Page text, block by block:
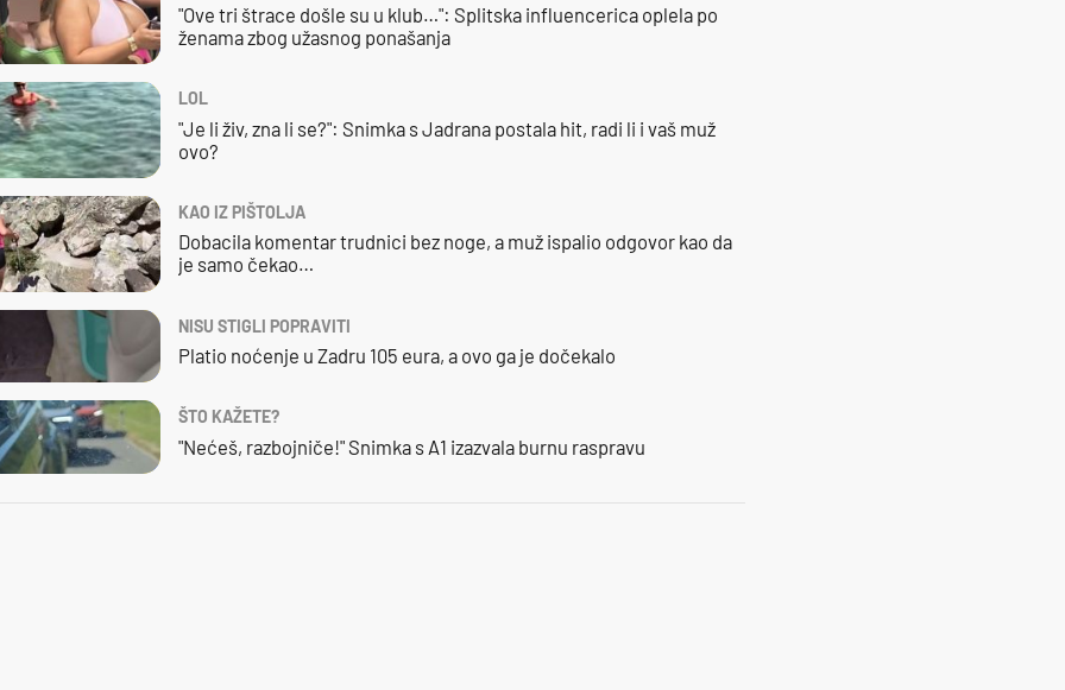
"Ove tri štrace došle su u klub…": Splitska influencerica oplela po
ženama zbog užasnog ponašanja
LOL
"Je li živ, zna li se?": Snimka s Jadrana postala hit, radi li i vaš muž
ovo?
KAO IZ PIŠTOLJA
Dobacila komentar trudnici bez noge, a muž ispalio odgovor kao da
je samo čekao…
NISU STIGLI POPRAVITI
Platio noćenje u Zadru 105 eura, a ovo ga je dočekalo
ŠTO KAŽETE?
"Nećeš, razbojniče!" Snimka s A1 izazvala burnu raspravu